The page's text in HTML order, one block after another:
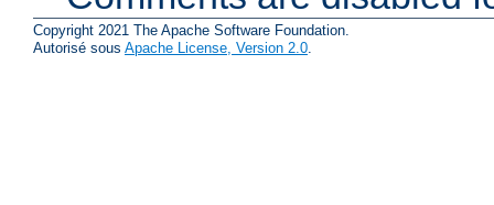
Copyright 2021 The Apache Software Foundation.
Autorisé sous Apache License, Version 2.0.